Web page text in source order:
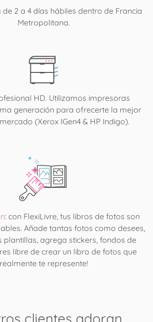
de 2 a 4 días hábiles dentro de Francia
Metropolitana.
HD. Utilizamos impresoras
generación para ofrecerte la mejor
(Xerox IGen4 & HP Indigo).
: con FlexiLivre, tus libros de fotos son
Añade tantas fotos como desees,
plantillas, agrega stickers, fondos de
libre de crear un libro de fotos que
realmente te represente!
clientes adoran